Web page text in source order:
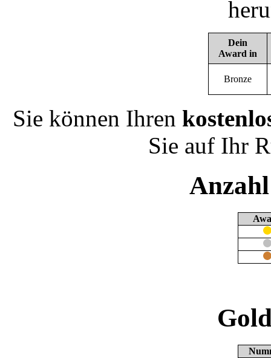
Dein
Award in
Bronze
Sie können Ihren
Sie auf Ihr